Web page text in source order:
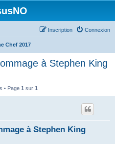
Connexion
Inscription
Chef 2017
à Stephen King
• Page 1 sur 1
à Stephen King